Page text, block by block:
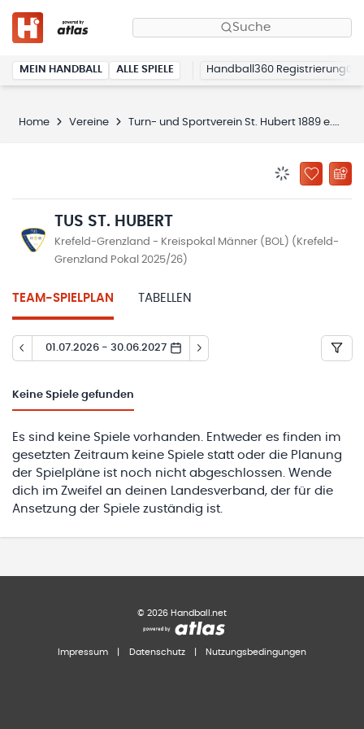
Suche
MEIN HANDBALL ALLE SPIELE Handball360 Registrierung
Home Vereine Turn- und Sportverein St. Hubert 1889 e.V.
ZU
TUS ST. HUBERT
Krefeld-Grenzland - Kreispokal Männer (BOL) (Krefeld-
Grenzland Pokal 2025/26)
TEAM-SPIELPLAN TABELLEN
01.07.2026 - 30.06.2027
Keine Spiele gefunden
Es sind keine Spiele vorhanden. Entweder es finden im
gesetzten Zeitraum keine Spiele statt oder die Planung
der Spielpläne ist noch nicht abgeschlossen. Wende
dich im Zweifel an deinen Landesverband, der für die
Ansetzung der Spiele zuständig ist.
© 2026 Handball.net
Impressum Datenschutz Nutzungsbedingungen